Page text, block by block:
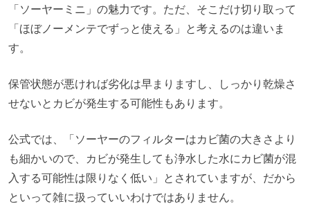
「ソーヤーミニ」の魅力です。ただ、そこだけ切り取って
「ほぼノーメンテでずっと使える」と考えるのは違いま
す。
保管状態が悪ければ劣化は早まりますし、しっかり乾燥さ
せないとカビが発生する可能性もあります。
公式では、「ソーヤーのフィルターはカビ菌の大きさより
も細かいので、カビが発生しても浄水した水にカビ菌が混
入する可能性は限りなく低い」とされていますが、だから
といって雑に扱っていいわけではありません。